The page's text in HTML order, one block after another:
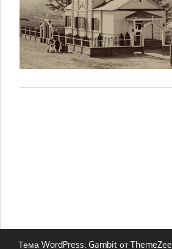
Тема WordPress: Gambit от ThemeZee.